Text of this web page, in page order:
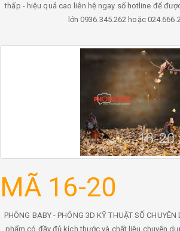
thấp - hiệu quả cao liên hệ ngay số hotline để
lớn 0936.345.262 hoặc
MÃ 16-20
PHÔNG BABY - PHÔNG 3D KỸ THUẬT SỐ CHUYÊN
phẩm có đầy đủ kích thước và chất liệu chuyên